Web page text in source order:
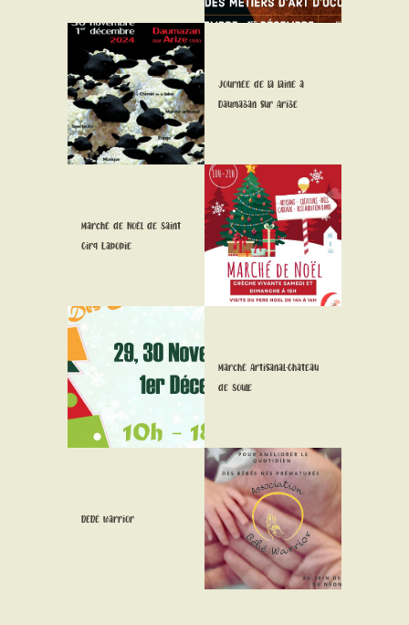
Journée de la laine à
Daumazan sur Arize
Marché de Noêl de Saint
Cirq Lapopie
Marché Artisanal-Chateau
de Soule
bébé warrior